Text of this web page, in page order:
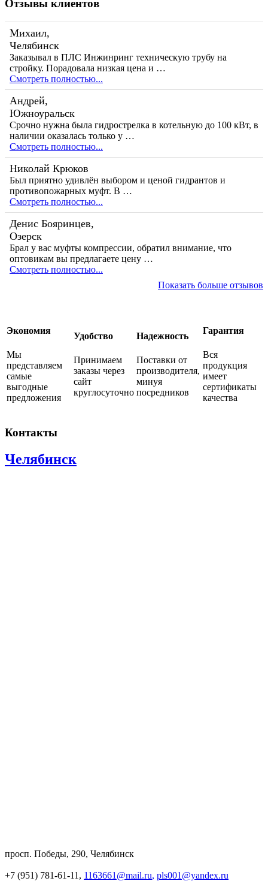
Отзывы клиентов
Михаил,
Челябинск
Заказывал в ПЛС Инжинринг техническую трубу на
стройку. Порадовала низкая цена и …
Смотреть полностью...
Андрей,
Южноуральск
Срочно нужна была гидрострелка в котельную до 100 кВт, в
наличии оказалась только у …
Смотреть полностью...
Николай Крюков
Был приятно удивлён выбором и ценой гидрантов и
противопожарных муфт. В …
Смотреть полностью...
Денис Бояринцев,
Озерск
Брал у вас муфты компрессии, обратил внимание, что
оптовикам вы предлагаете цену …
Смотреть полностью...
Показать больше отзывов
Экономия
Мы
представляем
самые
выгодные
предложения
Удобство
Принимаем
заказы через
сайт
круглосуточно
Надежность
Поставки от
производителя,
минуя
посредников
Гарантия
Вся
продукция
имеет
сертификаты
качества
Контакты
Челябинск
просп. Победы, 290, Челябинск
+7 (951) 781-61-11, 1163661@mail.ru, pls001@yandex.ru